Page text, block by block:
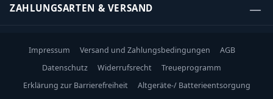
ZAHLUNGSARTEN & VERSAND
Impressum Versand und Zahlungsbedingungen
AGB
Datenschutz
Widerrufsrecht
Treueprogramm
Erklärung zur Barrierefreiheit
Altgeräte-/ Batterieentsorgung